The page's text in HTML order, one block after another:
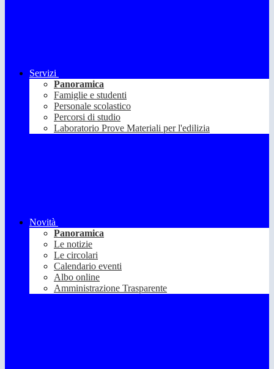
Servizi
Panoramica
Famiglie e studenti
Personale scolastico
Percorsi di studio
Laboratorio Prove Materiali per l'edilizia
Novità
Panoramica
Le notizie
Le circolari
Calendario eventi
Albo online
Amministrazione Trasparente